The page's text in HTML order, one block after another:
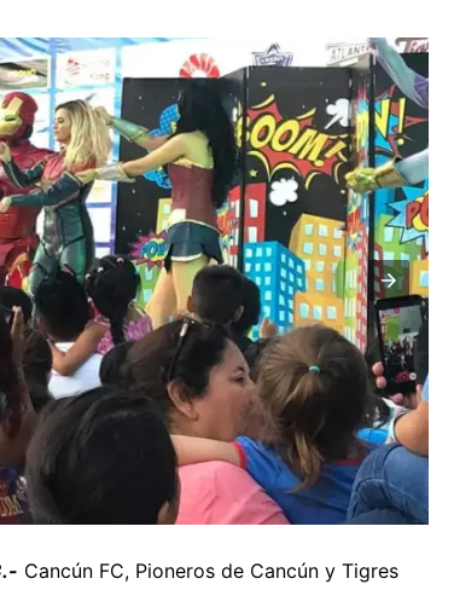
Cancún FC, Pioneros de Cancún y Tigres